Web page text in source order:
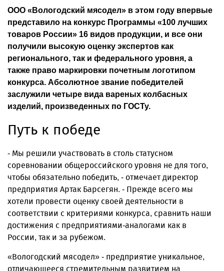
ООО «Вологодский мясодел» в этом году впервые
представило на конкурс Программы «100 лучших
товаров России» 16 видов продукции, и все они
получили высокую оценку экспертов как
регионального, так и федерального уровня, а
также право маркировки почетным логотипом
конкурса. Абсолютное звание победителей
заслужили четыре вида вареных колбасных
изделий, произведенных по ГОСТу.
Путь к победе
- Мы решили участвовать в столь статусном
соревновании общероссийского уровня не для того,
чтобы обязательно победить, - отмечает директор
предприятия Артак Барсегян. - Прежде всего мы
хотели провести оценку своей деятельности в
соответствии с критериями конкурса, сравнить наши
достижения с предприятиями-аналогами как в
России, так и за рубежом.
«Вологодский мясодел» - предприятие уникальное,
отличающееся стремительным развитием на